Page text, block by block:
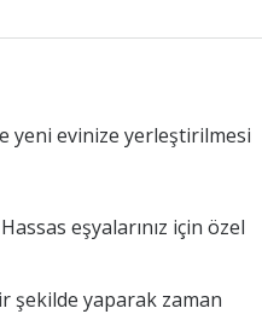
yeni evinize yerleştirilmesi
eşyalarınız için özel
şekilde yaparak zaman